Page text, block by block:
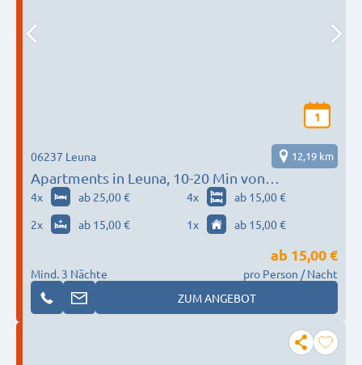
1
Apartments in Leuna, 10-20 Min von
Merseburg, Bad Dürrenberg, Burgwerben,
Halle, Weißenfels
06237 Leuna 12,19 km
4x ab 25,00 € 4x
ab 15,00 €
2x ab 15,00 € 1x ab 15,00 €
Mind. 3 Nächte
ab 15,00 €
pro Person / Nacht
ZUM ANGEBOT